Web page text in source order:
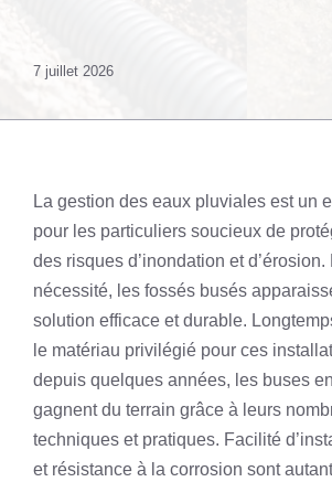
7 juillet 2026
La gestion des eaux pluviales est un
pour les particuliers soucieux de
des risques d’inondation et d’érosion.
nécessité, les fossés busés
solution efficace et durable.
le matériau privilégié pour ces
depuis quelques années, les buses
gagnent du terrain grâce à leurs
techniques et pratiques. Facilité
et résistance à la corrosion sont